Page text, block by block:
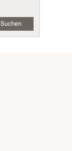
Suchen